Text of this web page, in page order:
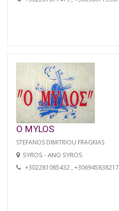
O MYLOS
STEFANOS DIMITRIOU FRAGKIAS
SYROS - ANO SYROS
+302281085432 , +306945838217